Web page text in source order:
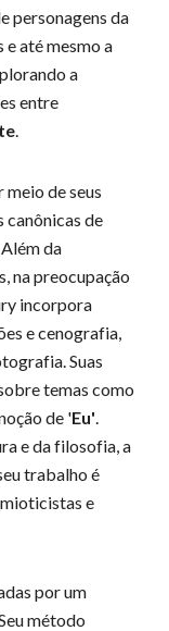
personagens da
até mesmo a
a
entre
.
de seus
canônicas de
da
na preocupação
incorpora
e cenografia,
Suas
temas como
de 'Eu'.
e da filosofia, a
trabalho é
e
por um
método